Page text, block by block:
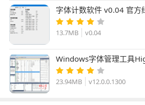
字体计数软件 v0.04 官方
13.7MB v0.04
Windows字体管理工具
MainType v12.0.0.1300
安装教程) 64位
23.94MB v12.0.0.1300